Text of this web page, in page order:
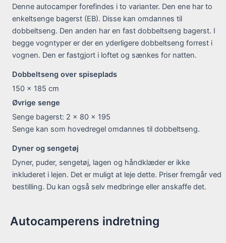
Denne autocamper forefindes i to varianter. Den ene har to
enkeltsenge bagerst (EB). Disse kan omdannes til
dobbeltseng. Den anden har en fast dobbeltseng bagerst. I
begge vogntyper er der en yderligere dobbeltseng forrest i
vognen. Den er fastgjort i loftet og sænkes for natten.
Dobbeltseng over spiseplads
150 x 185 cm
Øvrige senge
Senge bagerst: 2 x 80 x 195
Senge kan som hovedregel omdannes til dobbeltseng.
Dyner og sengetøj
Dyner, puder, sengetøj, lagen og håndklæder er ikke
inkluderet i lejen. Det er muligt at leje dette. Priser fremgår ved
bestilling. Du kan også selv medbringe eller anskaffe det.
Autocamperens indretning